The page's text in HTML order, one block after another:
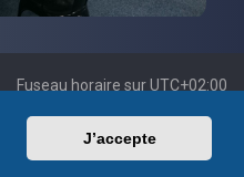
J’accepte
Fuseau horaire surUTC+02:00